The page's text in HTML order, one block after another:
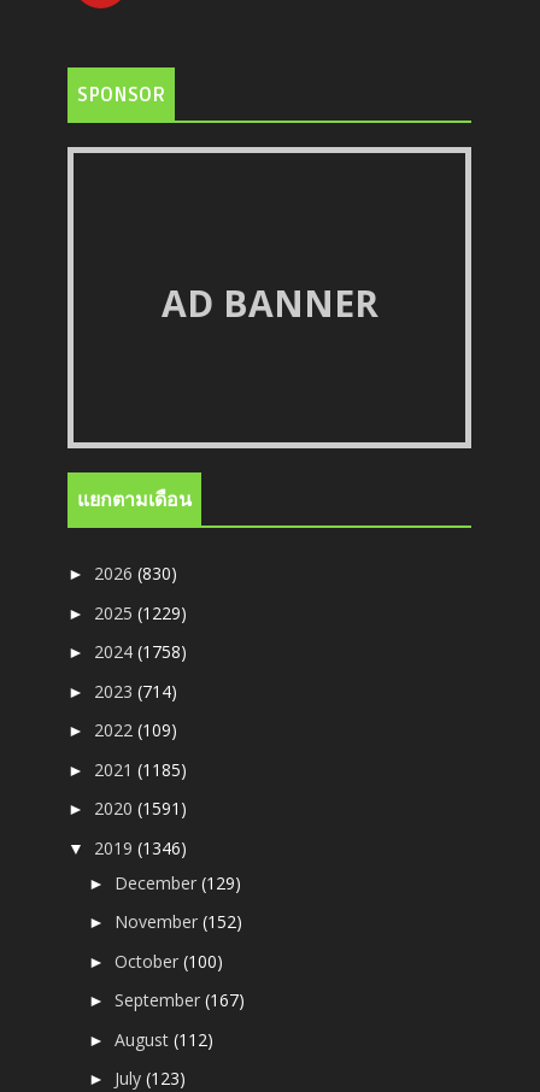
SPONSOR
AD BANNER
แยกตามเดือน
► 2026(830)
► 2025(1229)
► 2024(1758)
► 2023(714)
► 2022(109)
► 2021(1185)
► 2020(1591)
▼ 2019(1346)
► December(129)
► November(152)
►October(100)
►September(167)
►August(112)
► July(123)